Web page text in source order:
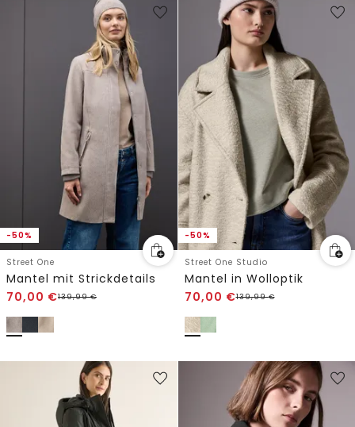
-50%
Street One
Mantel mit Strickdetails
70,00 €139,99€
-50%
Street One Studio
Mantel in Wolloptik
70,00 €139,99€